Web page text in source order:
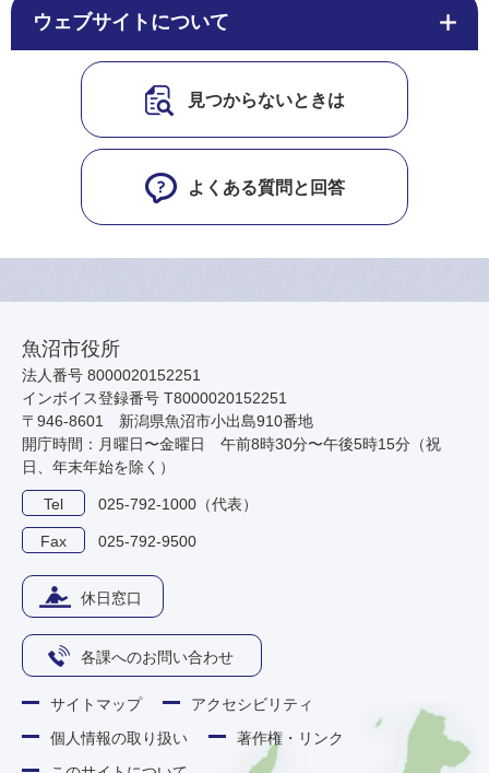
ウェブサイトについて
見つからないときは
よくある質問と回答
魚沼市役所
法人番号 8000020152251
インボイス登録番号 T8000020152251
〒946-8601 新潟県魚沼市小出島910番地
開庁時間：月曜日〜金曜日 午前8時30分〜午後5時15分（祝
日、年末年始を除く）
Tel 025-792-1000（代表）
Fax 025-792-9500
休日窓口
各課へのお問い合わせ
サイトマップ
アクセシビリティ
個人情報の取り扱い
著作権・リンク